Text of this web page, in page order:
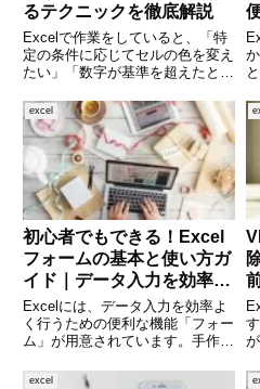
るテクニックを徹底解説
Excelで作業をしていると、「特
定の条件に応じてセルの色を変え
たい」「数字が基準を超えたとき
はありませんか？そんなときに役
立つのが「条件付き書式」です。
Excelに標準搭載されている機能
で、あらかじめ設定した
excel
初心者でもできる！Excel
フォームの基本と使い方ガ
イド｜データ入力を効率化
する方法
Excelには、データ入力を効率よ
く行うための便利な機能「フォー
ム」が用意されています。手作業
力も、フォームを使えば正確かつ
excel